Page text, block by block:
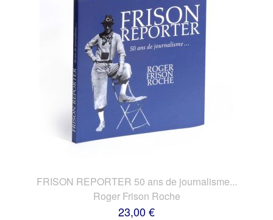
FRISON REPORTER 50 ans de journalisme...
Roger Frison Roche
23,00 €